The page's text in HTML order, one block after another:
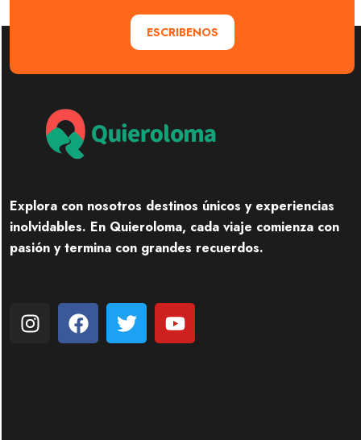
ESCRIBENOS
Explora con nosotros destinos únicos y experiencias
inolvidables. En Quieroloma, cada viaje comienza con
pasión y termina con grandes recuerdos.